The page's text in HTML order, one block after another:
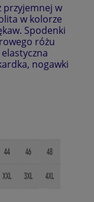
przyjemnej w
w kolorze
Spodenki
różu
nogawki